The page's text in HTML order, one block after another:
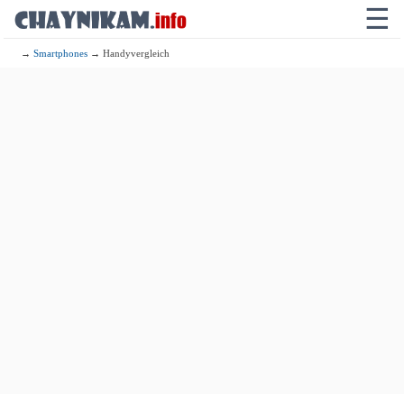
☰
→Smartphones → Handyvergleich